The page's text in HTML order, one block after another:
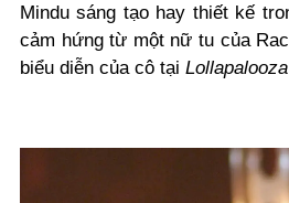
Mindu sáng tạo hay thiết kế
cảm hứng từ một nữ tu của
biểu diễn của cô tại Lollapalooza